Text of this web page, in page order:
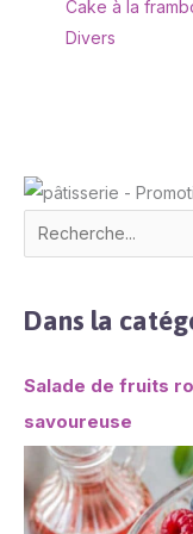
Cake à la
Divers
Dans la
Salade de fruits
savoureuse